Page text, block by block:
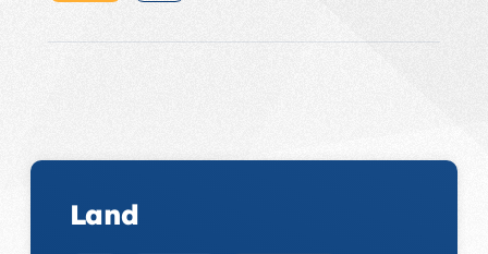
Land